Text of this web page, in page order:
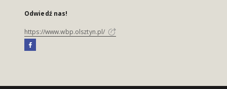
Odwiedź nas!
https://www.wbp.olsztyn.pl/